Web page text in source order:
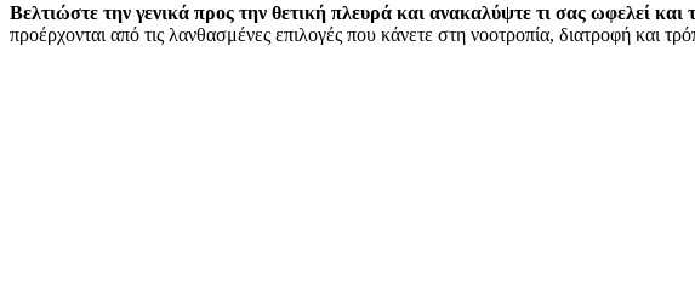
Βελτιώστε την γενικά προς την θετική πλευρά και ανακαλύψτε τι σας ωφελεί και
προέρχονται από τις λανθασμένες επιλογές που κάνετε στη νοοτροπία, διατροφή και